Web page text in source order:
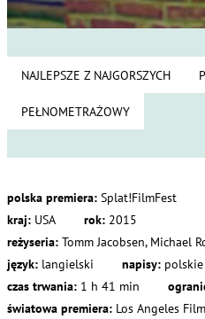
NAJLEPSZE Z NAJGORSZYCH
PEŁNOMETRAŻOWY
polska premiera: Splat!FilmFest
kraj: USA rok: 2015
reżyseria: Tomm Jacobsen, Michael
język: langielski napisy: polskie
czas trwania: 1 h 41 min
światowa premiera: Los Angeles